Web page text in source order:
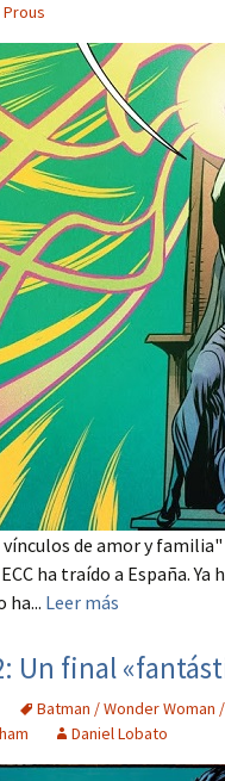
Prous
de amor y
ha traído a España.
ha... Leer más
Un final
Batman / Wonder Woman
Daniel Lobato